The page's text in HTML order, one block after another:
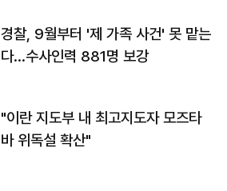
경찰, 9월부터 '제 가족 사건' 못 맡는
다…수사인력 881명 보강
"이란 지도부 내 최고지도자 모즈타
바 위독설 확산"